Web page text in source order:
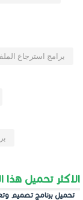
برامج استرجاع
الاكثر تحميل هذا